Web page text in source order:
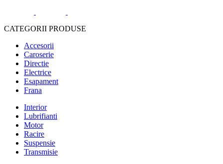
CATEGORII PRODUSE
Accesorii
Caroserie
Directie
Electrice
Esapament
Frana
Interior
Lubrifianti
Motor
Racire
Suspensie
Transmisie